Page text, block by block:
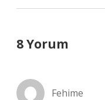
8 Yorum
Fehime